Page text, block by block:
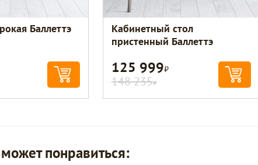
Баллеттэ
Кабинетный стол
пристенный Баллеттэ
125 999Р
148 235Р
понравиться: